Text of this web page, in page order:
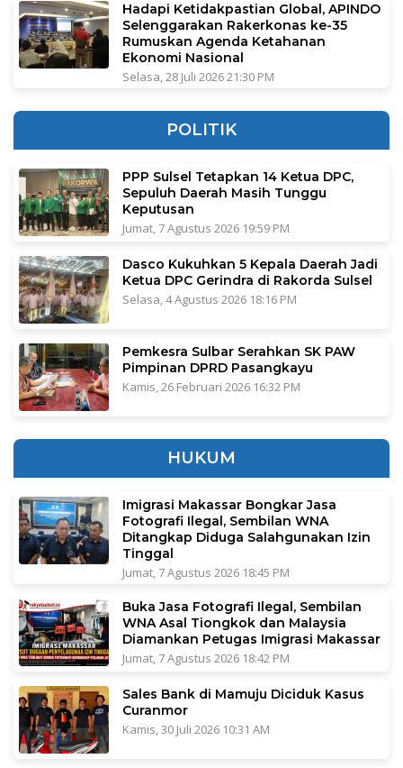
Hadapi Ketidakpastian Global, APINDO
Selenggarakan Rakerkonas ke-35
Rumuskan Agenda Ketahanan
Ekonomi Nasional
Selasa, 28 Juli 2026 21:30 PM
POLITIK
PPP Sulsel Tetapkan 14 Ketua DPC,
Sepuluh Daerah Masih Tunggu
Keputusan
Jumat, 7 Agustus 2026 19:59 PM
Dasco Kukuhkan 5 Kepala Daerah Jadi
Ketua DPC Gerindra di Rakorda Sulsel
Selasa, 4 Agustus 2026 18:16 PM
Pemkesra Sulbar Serahkan SK PAW
Pimpinan DPRD Pasangkayu
Kamis, 26 Februari 2026 16:32 PM
HUKUM
Imigrasi Makassar Bongkar Jasa
Fotografi Ilegal, Sembilan WNA
Ditangkap Diduga Salahgunakan Izin
Tinggal
Jumat, 7 Agustus 2026 18:45 PM
Buka Jasa Fotografi Ilegal, Sembilan
WNA Asal Tiongkok dan Malaysia
Diamankan Petugas Imigrasi Makassar
Jumat, 7 Agustus 2026 18:42 PM
Sales Bank di Mamuju Diciduk Kasus
Curanmor
Kamis, 30 Juli 2026 10:31 AM